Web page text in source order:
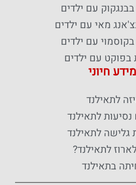
בבנגקוק עם ילדים
מאי עם ילדים
בקוסמוי עם ילדים
בפוקט עם ילדים
מידע חיוני
לתאילנד
נסיעות לתאילנד
גלישה לתאילנד
לתאילנד?
בתאילנד